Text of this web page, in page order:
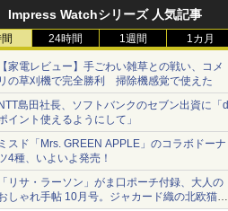
Impress Watchシリーズ 人気記事
24時間 1週間 1カ月
家電レビュー】手ごわい雑草との戦い、コメ
の草刈機で完全勝利 掃除機感覚で使えた
島田社長、ソフトバンクのセブン出資に「d
イント使えるようにして」
スド「Mrs. GREEN APPLE」のコラボドーナ
4種、いよいよ発売！
リサ・ラーソン」がま口ポーチ付録、大人の
しゃれ手帖 10月号。ジャカード織の北欧猫デ